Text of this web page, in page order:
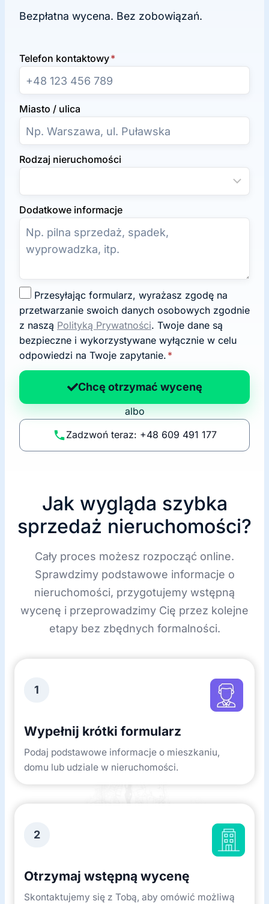
Bezpłatna wycena. Bez zobowiązań.
Telefon kontaktowy*
Miasto / ulica
Rodzaj nieruchomości
Dodatkowe informacje
g
o
d
a
n
p
li
t
przetwarzanie swoich danych osobowych zgodnie
z naszą Polityką Prywatności. Twoje dane są
bezpieczne i wykorzystywane wyłącznie w celu
odpowiedzi na Twoje zapytanie. *
Chcę otrzymać wycenę
albo
Zadzwoń teraz: +48 609 491 177
Jak wygląda szybka
sprzedaż nieruchomości?
Cały proces możesz rozpocząć online.
Sprawdzimy podstawowe informacje o
nieruchomości, przygotujemy wstępną
wycenę i przeprowadzimy Cię przez kolejne
etapy bez zbędnych formalności.
1
Wypełnij krótki formularz
Podaj podstawowe informacje o mieszkaniu,
domu lub udziale w nieruchomości.
2
Otrzymaj wstępną wycenę
Skontaktujemy się z Tobą, aby omówić możliwą